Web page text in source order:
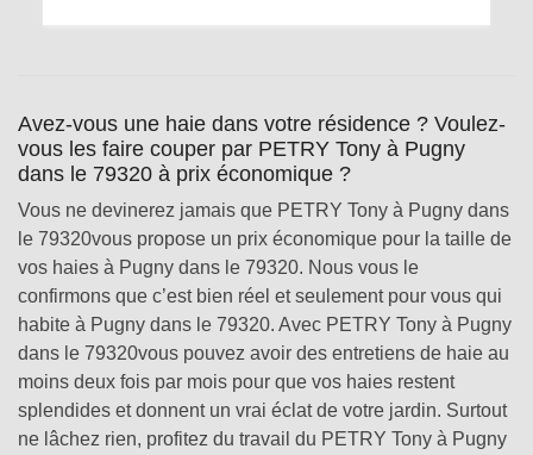
Avez-vous une haie dans votre résidence ? Voulez-
vous les faire couper par PETRY Tony à Pugny
dans le 79320 à prix économique ?
Vous ne devinerez jamais que PETRY Tony à Pugny dans
le 79320vous propose un prix économique pour la taille de
vos haies à Pugny dans le 79320. Nous vous le
confirmons que c’est bien réel et seulement pour vous qui
habite à Pugny dans le 79320. Avec PETRY Tony à Pugny
dans le 79320vous pouvez avoir des entretiens de haie au
moins deux fois par mois pour que vos haies restent
splendides et donnent un vrai éclat de votre jardin. Surtout
ne lâchez rien, profitez du travail du PETRY Tony à Pugny